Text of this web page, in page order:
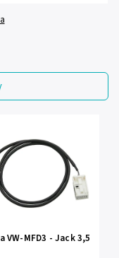
VW-MFD3 - Jack 3,5